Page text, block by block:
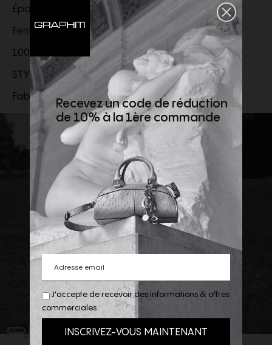
Épaules matelassées
Fente arrière
100 % LAINE
STYLE ID 821895Y405W7557
Fabriqué en Italie
REJOIGNEZ
J'accepte de recevoir des informations & offres
commerciales
Recevez un code de réduction
de 10% à la 1ère commande